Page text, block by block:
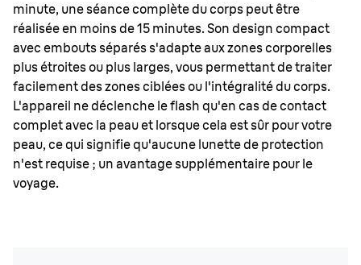
minute, une séance complète du corps peut être
réalisée en moins de 15 minutes. Son design compact
avec embouts séparés s'adapte aux zones corporelles
plus étroites ou plus larges, vous permettant de traiter
facilement des zones ciblées ou l'intégralité du corps.
L'appareil ne déclenche le flash qu'en cas de contact
complet avec la peau et lorsque cela est sûr pour votre
peau, ce qui signifie qu'aucune lunette de protection
n'est requise ; un avantage supplémentaire pour le
voyage.